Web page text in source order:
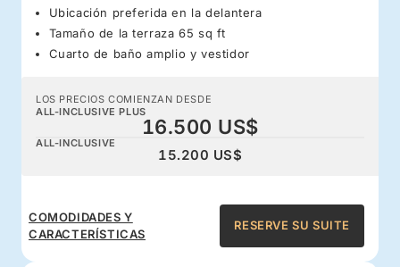
Ubicación preferida en la delantera
Tamaño de la terraza 65 sq ft
Cuarto de baño amplio y vestidor
LOS PRECIOS COMIENZAN DESDE
ALL-INCLUSIVE PLUS
16.500 US$
ALL-INCLUSIVE
15.200 US$
COMODIDADES Y
CARACTERÍSTICAS
RESERVE SU SUITE